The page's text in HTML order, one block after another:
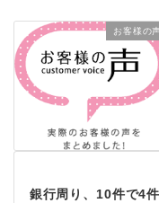
お客様の
銀行周り、10件で4